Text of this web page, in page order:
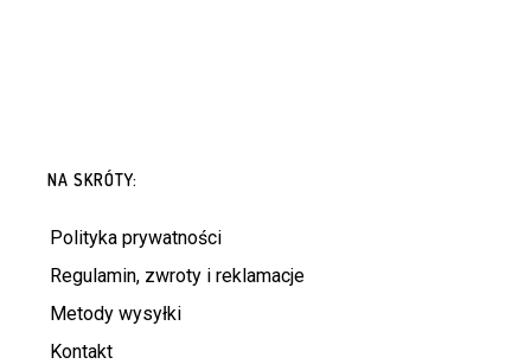
NA SKRÓTY:
Polityka prywatności
Regulamin, zwroty i reklamacje
Metody wysyłki
Kontakt